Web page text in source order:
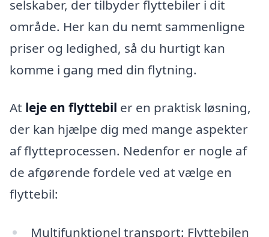
selskaber, der tilbyder flyttebiler i dit
område. Her kan du nemt sammenligne
priser og ledighed, så du hurtigt kan
komme i gang med din flytning.
At leje en flyttebil er en praktisk løsning,
der kan hjælpe dig med mange aspekter
af flytteprocessen. Nedenfor er nogle af
de afgørende fordele ved at vælge en
flyttebil:
Multifunktionel transport: Flyttebilen